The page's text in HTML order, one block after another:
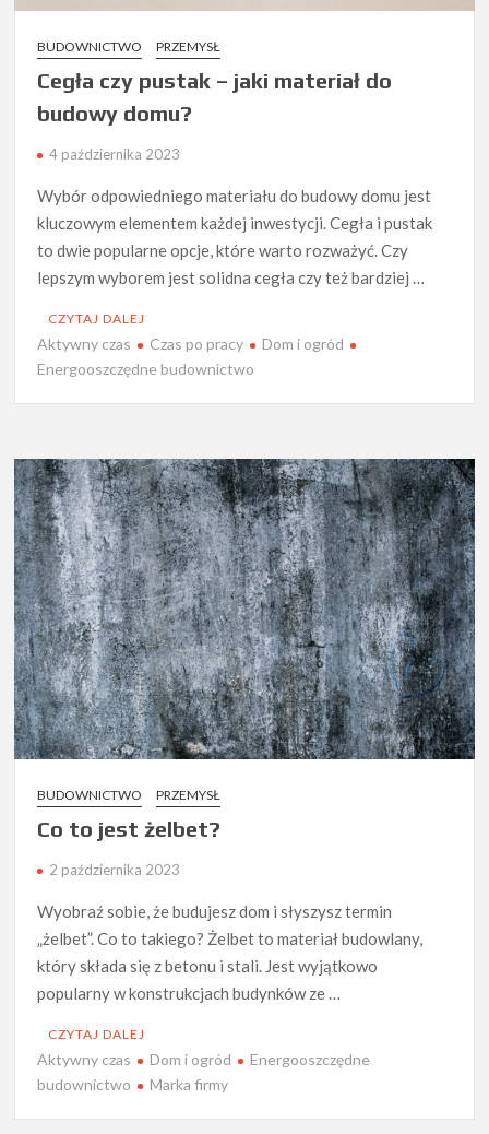
BUDOWNICTWO PRZEMYSŁ
Cegła czy pustak – jaki materiał do
budowy domu?
4 października 2023
Wybór odpowiedniego materiału do budowy domu jest
kluczowym elementem każdej inwestycji. Cegła i pustak
to dwie popularne opcje, które warto rozważyć. Czy
lepszym wyborem jest solidna cegła czy też bardziej …
CZYTAJ DALEJ
Aktywny czas Czas po pracy
Dom i ogród
Energooszczędne budownictwo
BUDOWNICTWO PRZEMYSŁ
Co to jest żelbet?
2 października 2023
Wyobraź sobie, że budujesz dom i słyszysz termin
„żelbet”. Co to takiego? Żelbet to materiał budowlany,
który składa się z betonu i stali. Jest wyjątkowo
popularny w konstrukcjach budynków ze …
CZYTAJ DALEJ
Aktywny czas Dom i ogród
Energooszczędne
budownictwo
Marka firmy